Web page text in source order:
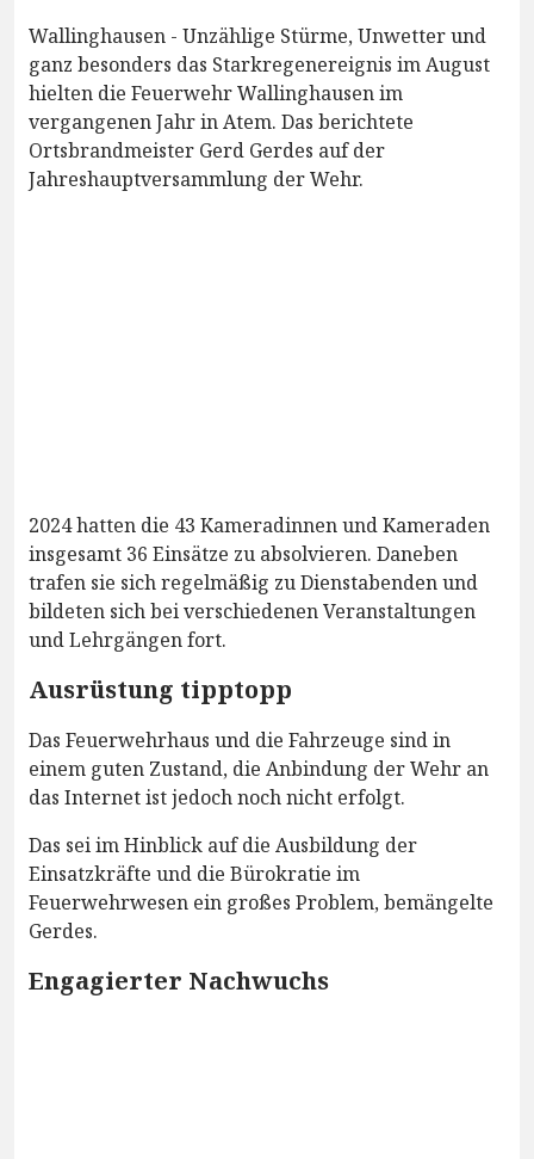
Wallinghausen - Unzählige Stürme, Unwetter und
ganz besonders das Starkregenereignis im August
hielten die Feuerwehr Wallinghausen im
vergangenen Jahr in Atem. Das berichtete
Ortsbrandmeister Gerd Gerdes auf der
Jahreshauptversammlung der Wehr.
2024 hatten die 43 Kameradinnen und Kameraden
insgesamt 36 Einsätze zu absolvieren. Daneben
trafen sie sich regelmäßig zu Dienstabenden und
bildeten sich bei verschiedenen Veranstaltungen
und Lehrgängen fort.
Ausrüstung tipptopp
Das Feuerwehrhaus und die Fahrzeuge sind in
einem guten Zustand, die Anbindung der Wehr an
das Internet ist jedoch noch nicht erfolgt.
Das sei im Hinblick auf die Ausbildung der
Einsatzkräfte und die Bürokratie im
Feuerwehrwesen ein großes Problem, bemängelte
Gerdes.
Engagierter Nachwuchs